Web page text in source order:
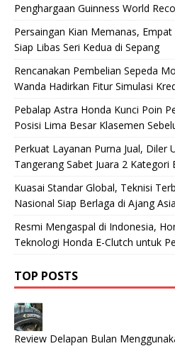
Penghargaan Guinness World
Persaingan Kian Memanas,
Siap Libas Seri Kedua di Sepang
Rencanakan Pembelian Sepeda
Wanda Hadirkan Fitur Simulasi
Pebalap Astra Honda Kunci Poin
Posisi Lima Besar Klasemen
Perkuat Layanan Purna Jual, Diler
Tangerang Sabet Juara 2
Kuasai Standar Global, Teknisi
Nasional Siap Berlaga di Ajang
Resmi Mengaspal di Indonesia,
Teknologi Honda E-Clutch untuk
TOP POSTS
Review Delapan Bulan